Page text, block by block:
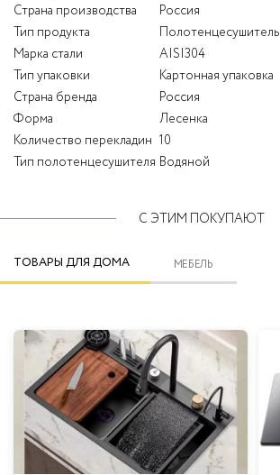
Страна производства
Россия
Тип продукта
Полотенцесушитель
Марка стали
AISI304
Тип упаковки
Картонная упаковка
Страна бренда
Россия
Форма
Лесенка
Количество перекладин 10
Тип полотенцесушителя Водяной
С ЭТИМ ПОКУПАЮТ
ТОВАРЫ ДЛЯ ДОМА МЕБЕЛЬ